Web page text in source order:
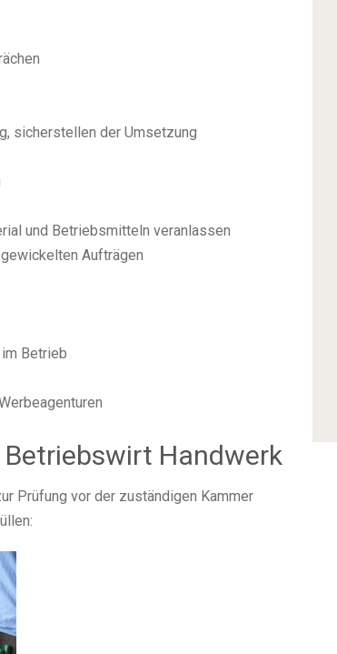
sicherstellen der Umsetzung
und Betriebsmitteln veranlassen
Aufträgen
Betrieb
Handwerk
Prüfung vor der zuständigen Kammer